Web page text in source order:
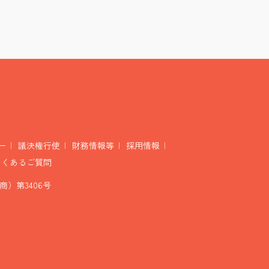
議決権行使 財務情報等
採用情報
あるご質問
）第3406号